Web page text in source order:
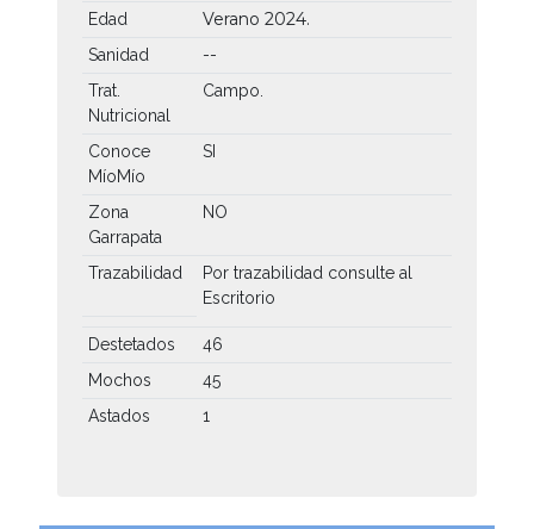
Edad Verano 2024.
Sanidad
--
Trat.
Nutricional
Campo.
Conoce
MíoMío
SI
Zona
Garrapata
NO
Trazabilidad
Por trazabilidad consulte al
Escritorio
Destetados
46
Mochos
45
Astados
1